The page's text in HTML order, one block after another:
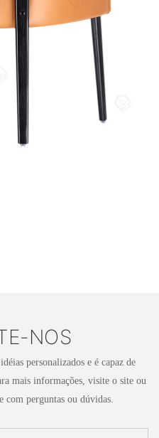
NOS
personalizados e é capaz de
mais informações, visite o site ou
com perguntas ou dúvidas.